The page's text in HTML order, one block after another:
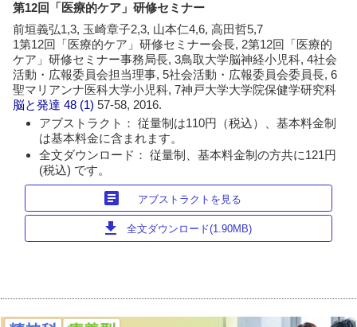
第12回「医療的ケア」研修セミナー
前垣義弘1,3, 玉崎章子2,3, 山本仁4,6, 高田哲5,7
1第12回「医療的ケア」研修セミナー会長, 2第12回「医療的
ケア」研修セミナー事務局長, 3鳥取大学脳神経小児科, 4社会
活動・広報委員会担当理事, 5社会活動・広報委員会委員長, 6
聖マリアンナ医科大学小児科, 7神戸大学大学院保健学研究科
脳と発達 48 (1)57-58, 2016.
アブストラクト： 従量制は110円（税込）、基本料金制
は基本料金に含まれます。
全文ダウンロード： 従量制、基本料金制の方共に121円
(税込) です。
article アブストラクトを見る
download 全文ダウンロード(1.90MB)